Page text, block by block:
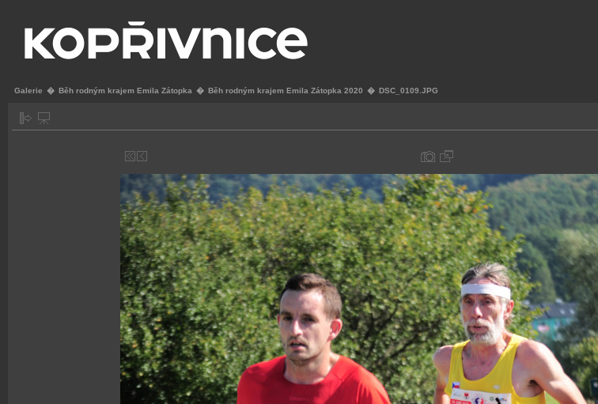
Galerie � Běh rodným krajem Emila Zátopka � Běh rodným krajem Emila Zátopka 2020 � DSC_0109.JPG